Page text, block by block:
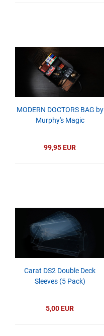
MODERN DOCTORS BAG by
Murphy's Magic
99,95 EUR
Carat DS2 Double Deck
Sleeves (5 Pack)
5,00 EUR